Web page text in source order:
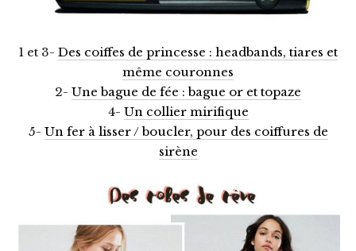
1 et 3- Des coiffes de princesse : headbands, tiares et
même couronnes
2- Une bague de fée : bague or et topaze
4- Un collier mirifique
5- Un fer à lisser / boucler, pour des coiffures de
sirène